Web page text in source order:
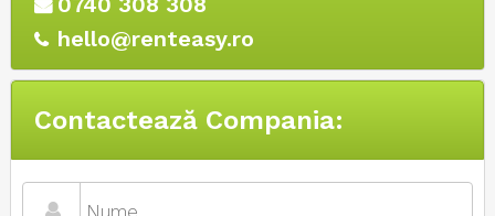
hello@renteasy.ro
Contactează Compania: